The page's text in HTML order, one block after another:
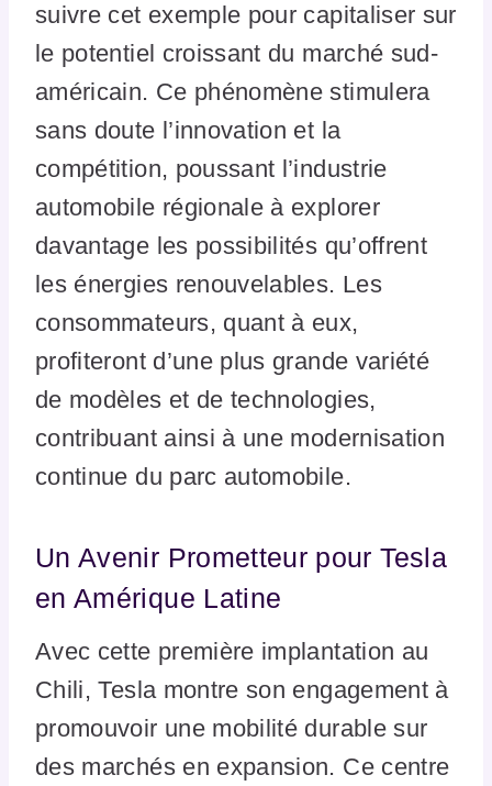
suivre cet exemple pour capitaliser sur
le potentiel croissant du marché sud-
américain. Ce phénomène stimulera
sans doute l’innovation et la
compétition, poussant l’industrie
automobile régionale à explorer
davantage les possibilités qu’offrent
les énergies renouvelables. Les
consommateurs, quant à eux,
profiteront d’une plus grande variété
de modèles et de technologies,
contribuant ainsi à une modernisation
continue du parc automobile.
Un Avenir Prometteur pour Tesla
en Amérique Latine
Avec cette première implantation au
Chili, Tesla montre son engagement à
promouvoir une mobilité durable sur
des marchés en expansion. Ce centre